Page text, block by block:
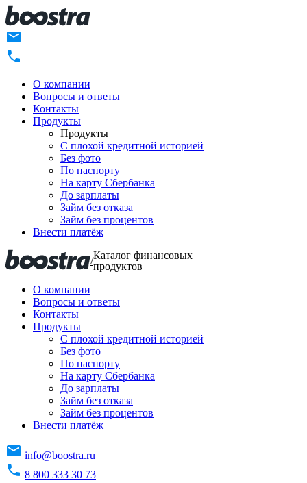
О компании
Вопросы и ответы
Контакты
Продукты
Продукты
C плохой кредитной историей
Без фото
По паспорту
На карту Сбербанка
До зарплаты
Займ без отказа
Займ без процентов
Внести платёж
/Каталог финансовых
продуктов
О компании
Вопросы и ответы
Контакты
Продукты
C плохой кредитной историей
Без фото
По паспорту
На карту Сбербанка
До зарплаты
Займ без отказа
Займ без процентов
Внести платёж
info@boostra.ru
8 800 333 30 73